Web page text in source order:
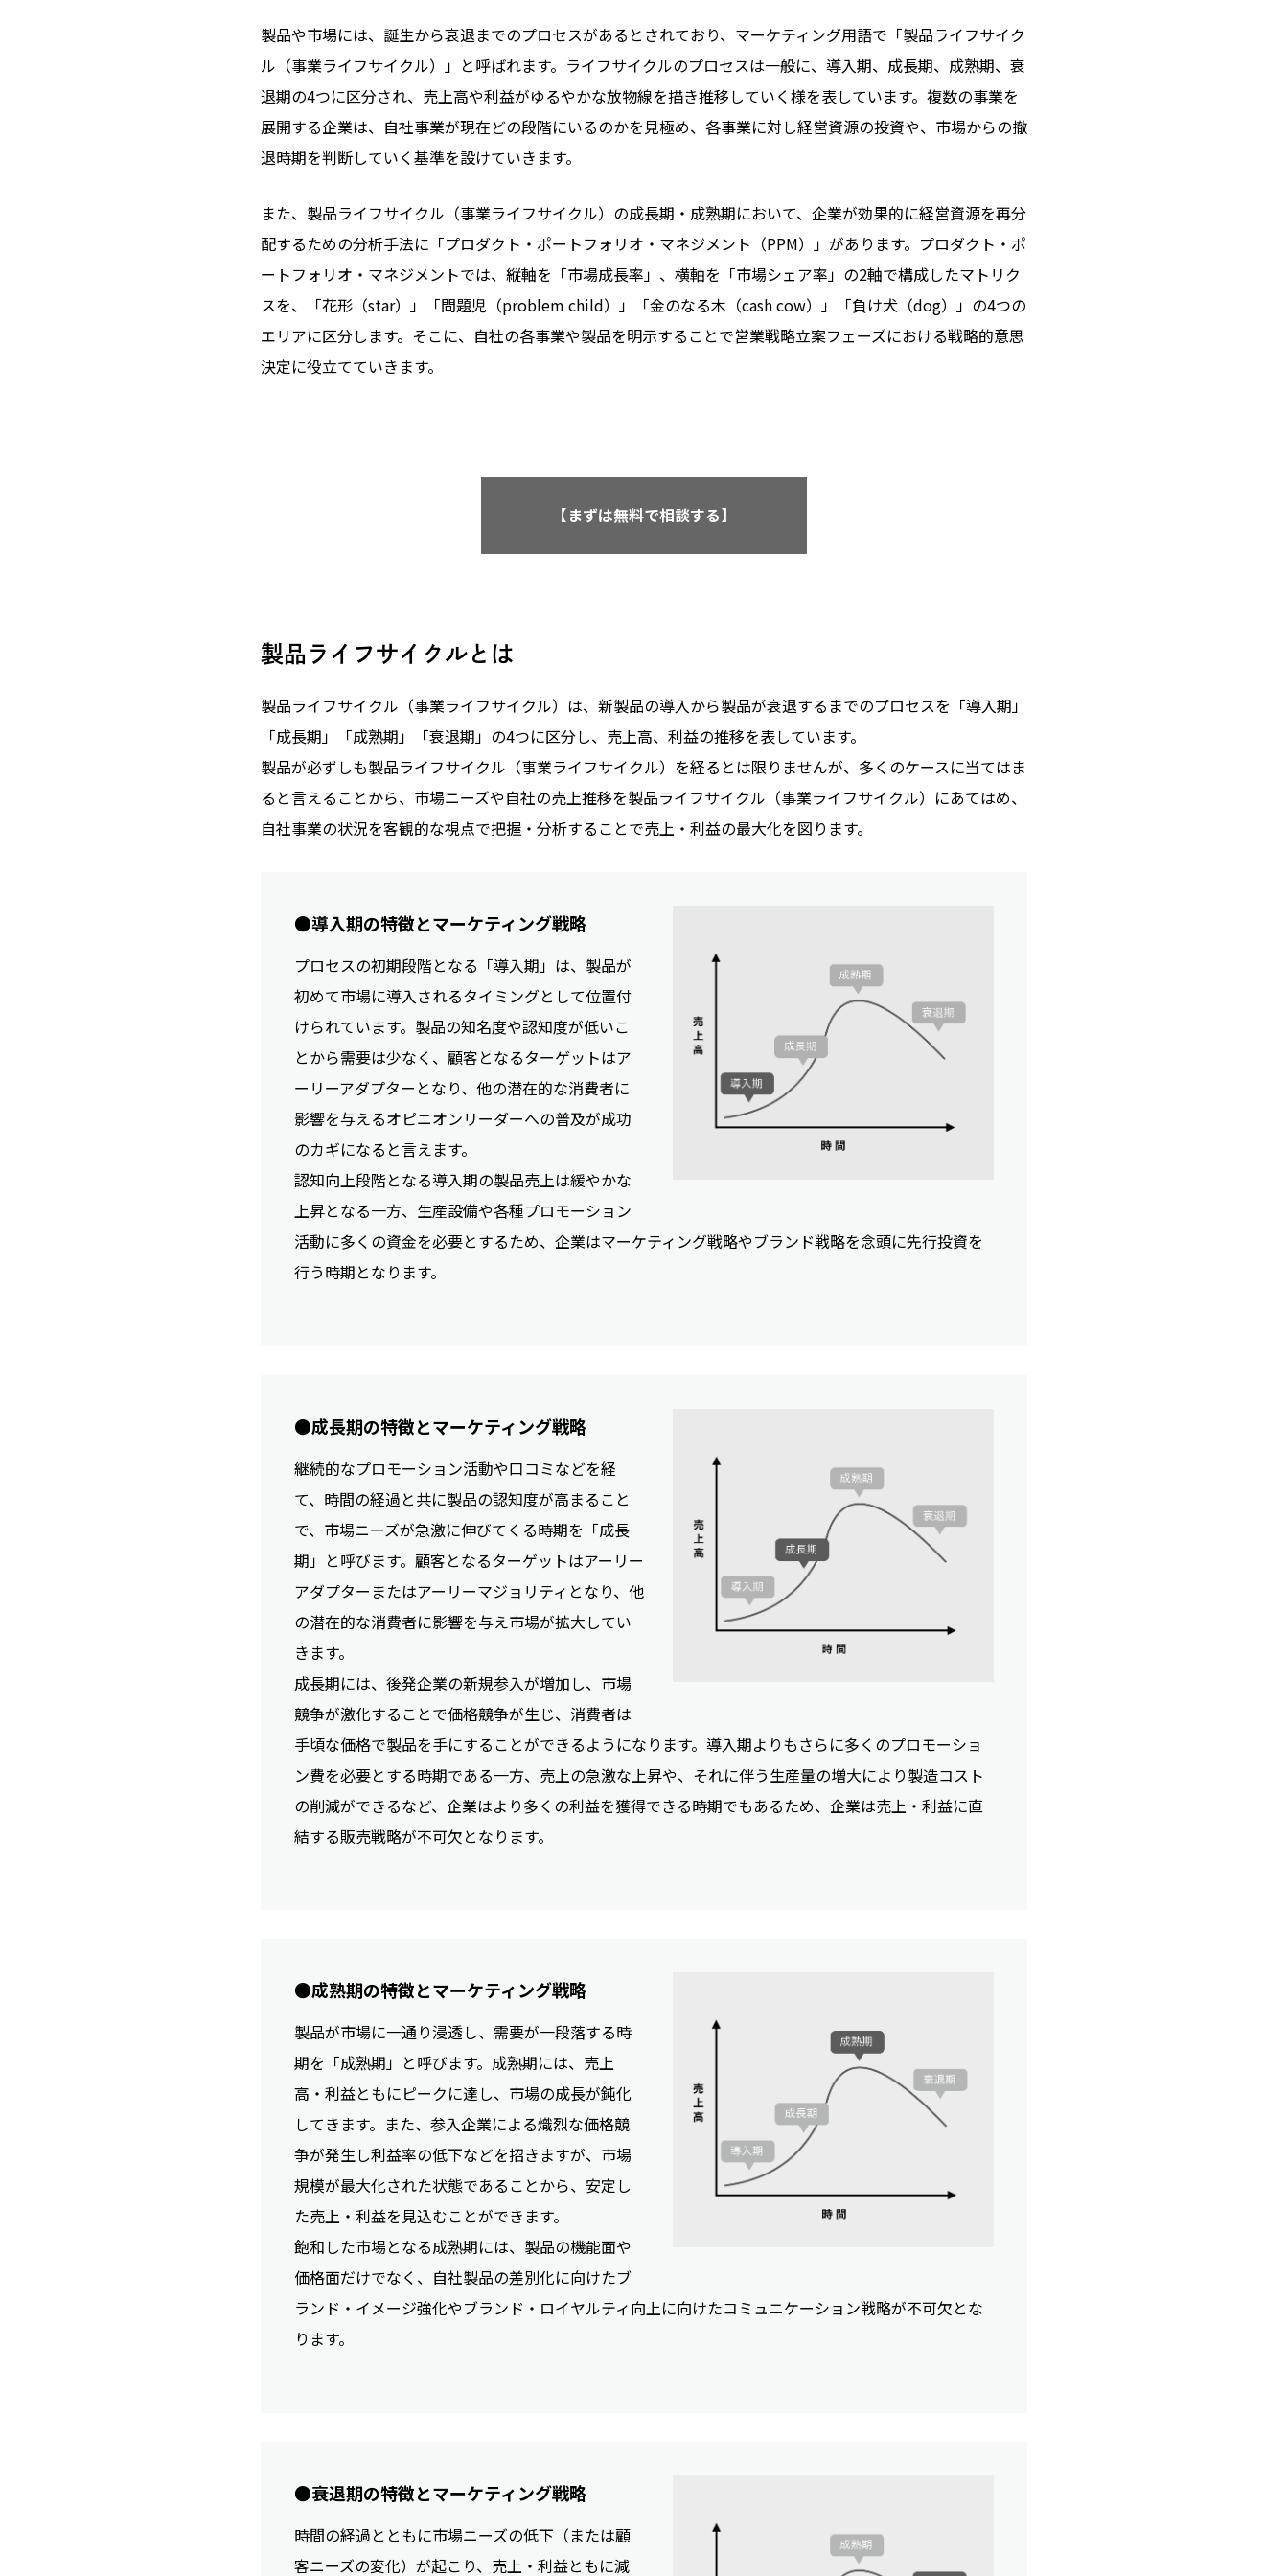
製品や市場には、誕生から衰退までのプロセスがあるとされており、マーケティング用語で「製品ライフサイク
ル（事業ライフサイクル）」と呼ばれます。ライフサイクルのプロセスは一般に、導入期、成長期、成熟期、衰
退期の4つに区分され、売上高や利益がゆるやかな放物線を描き推移していく様を表しています。複数の事業を
展開する企業は、自社事業が現在どの段階にいるのかを見極め、各事業に対し経営資源の投資や、市場からの撤
退時期を判断していく基準を設けていきます。
また、製品ライフサイクル（事業ライフサイクル）の成長期・成熟期において、企業が効果的に経営資源を再分
配するための分析手法に「プロダクト・ポートフォリオ・マネジメント（PPM）」があります。プロダクト・ポ
ートフォリオ・マネジメントでは、縦軸を「市場成長率」、横軸を「市場シェア率」の2軸で構成したマトリク
スを、「花形（star）」「問題児（problem child）」「金のなる木（cash cow）」「負け犬（dog）」の4つの
エリアに区分します。そこに、自社の各事業や製品を明示することで営業戦略立案フェーズにおける戦略的意思
決定に役立てていきます。
【まずは無料で相談する】
製品ライフサイクルとは
製品ライフサイクル（事業ライフサイクル）は、新製品の導入から製品が衰退するまでのプロセスを「導入期」
「成長期」「成熟期」「衰退期」の4つに区分し、売上高、利益の推移を表しています。
製品が必ずしも製品ライフサイクル（事業ライフサイクル）を経るとは限りませんが、多くのケースに当てはま
ると言えることから、市場ニーズや自社の売上推移を製品ライフサイクル（事業ライフサイクル）にあてはめ、
自社事業の状況を客観的な視点で把握・分析することで売上・利益の最大化を図ります。
●導入期の特徴とマーケティング戦略
プロセスの初期段階となる「導入期」は、製品が
初めて市場に導入されるタイミングとして位置付
けられています。製品の知名度や認知度が低いこ
とから需要は少なく、顧客となるターゲットはア
ーリーアダプターとなり、他の潜在的な消費者に
影響を与えるオピニオンリーダーへの普及が成功
のカギになると言えます。
認知向上段階となる導入期の製品売上は緩やかな
上昇となる一方、生産設備や各種プロモーション
活動に多くの資金を必要とするため、企業はマーケティング戦略やブランド戦略を念頭に先行投資を
行う時期となります。
●成長期の特徴とマーケティング戦略
継続的なプロモーション活動や口コミなどを経
て、時間の経過と共に製品の認知度が高まること
で、市場ニーズが急激に伸びてくる時期を「成長
期」と呼びます。顧客となるターゲットはアーリー
アダプターまたはアーリーマジョリティとなり、他
の潜在的な消費者に影響を与え市場が拡大してい
きます。
成長期には、後発企業の新規参入が増加し、市場
競争が激化することで価格競争が生じ、消費者は
手頃な価格で製品を手にすることができるようになります。導入期よりもさらに多くのプロモーショ
ン費を必要とする時期である一方、売上の急激な上昇や、それに伴う生産量の増大により製造コスト
の削減ができるなど、企業はより多くの利益を獲得できる時期でもあるため、企業は売上・利益に直
結する販売戦略が不可欠となります。
●成熟期の特徴とマーケティング戦略
製品が市場に一通り浸透し、需要が一段落する時
期を「成熟期」と呼びます。成熟期には、売上
高・利益ともにピークに達し、市場の成長が鈍化
してきます。また、参入企業による熾烈な価格競
争が発生し利益率の低下などを招きますが、市場
規模が最大化された状態であることから、安定し
た売上・利益を見込むことができます。
飽和した市場となる成熟期には、製品の機能面や
価格面だけでなく、自社製品の差別化に向けたブ
ランド・イメージ強化やブランド・ロイヤルティ向上に向けたコミュニケーション戦略が不可欠とな
ります。
●衰退期の特徴とマーケティング戦略
時間の経過とともに市場ニーズの低下（または顧
客ニーズの変化）が起こり、売上・利益ともに減